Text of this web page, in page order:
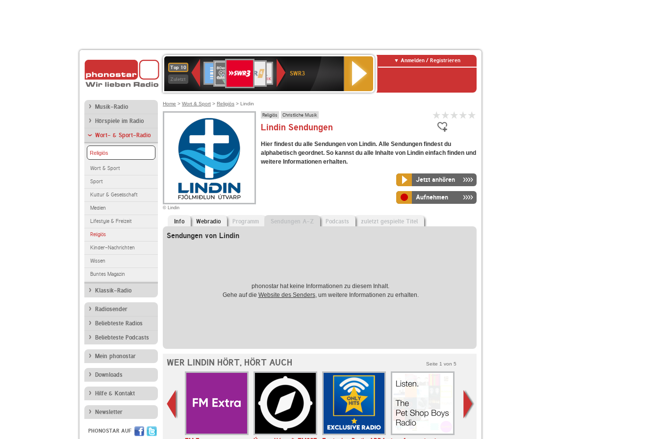
Top 10
Zuletzt
Deutschlandfunk
80er
90er
OLDIE
ANTENNE
4
KLASSIK
SWR
Kultur
NDR
2
SWR3
Anmelden / Registrieren
Musik-Radio
Hörspiele im Radio
Wort- & Sport-Radio
Religiös
Wort & Sport
Sport
Kultur & Gesellschaft
Medien
Lifestyle & Freizeit
Religiös
Kinder-Nachrichten
Wissen
Buntes Magazin
Klassik-Radio
Radiosender
Beliebteste Radios
Beliebteste Podcasts
Mein phonostar
Downloads
Hilfe & Kontakt
Newsletter
PHONOSTAR AUF
Home > Wort & Sport > Religiös > Lindin
© Lindin
Religiös Christliche Musik
Lindin Sendungen
Hier findest du alle Sendungen von Lindin. Alle Sendungen findest du
alphabetisch geordnet. So kannst du alle Inhalte von Lindin einfach finden und
weitere Informationen erhalten.
Jetzt anhören
Aufnehmen
Info Webradio Programm Sendungen A-Z Podcasts zuletzt gespielte Titel
Sendungen von Lindin
phonostar hat keine Informationen zu diesem Inhalt.
Gehe auf die Website des Senders, um weitere Informationen zu erhalten.
WER LINDIN HÖRT, HÖRT AUCH Seite 1 von 5